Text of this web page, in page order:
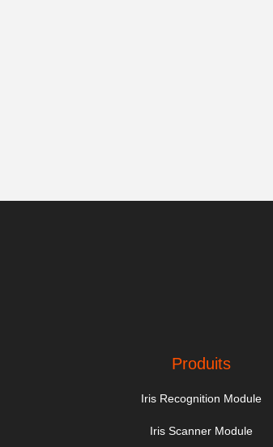
Produits
Iris Recognition Module
Iris Scanner Module